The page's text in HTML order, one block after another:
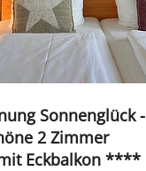
Sonnenglück -
2 Zimmer
Eckbalkon ****